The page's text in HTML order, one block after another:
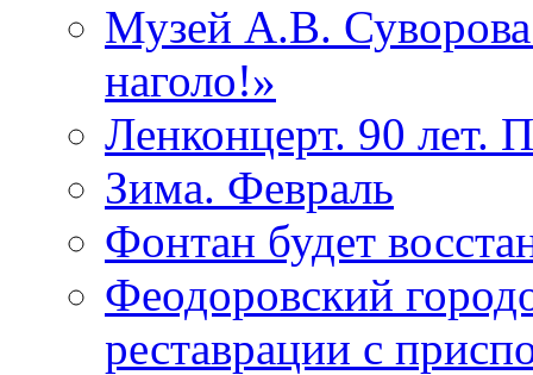
Музей А.В.
наголо!»
Ленконцерт. 90 лет.
Зима. Февраль
Фонтан будет
Феодоровский
реставрации с